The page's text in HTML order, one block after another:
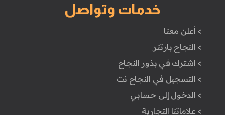
خدمات وتواصل
> أعلن معنا
> النجاح بارتنر
> اشترك في بذور النجاح
> التسجيل في النجاح نت
> الدخول إلى حسابي
> علاماتنا التجارية